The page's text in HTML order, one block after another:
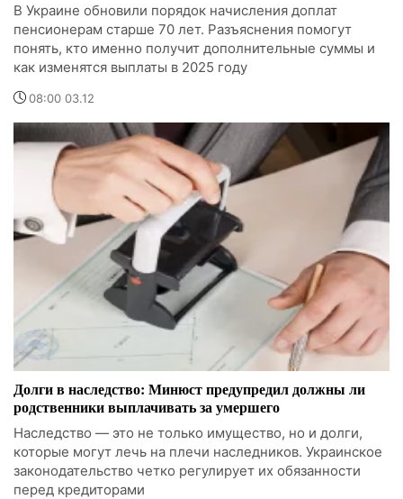
В Украине обновили порядок начисления доплат
пенсионерам старше 70 лет. Разъяснения помогут
понять, кто именно получит дополнительные суммы и
как изменятся выплаты в 2025 году
08:00 03.12
Долги в наследство: Минюст предупредил должны ли
родственники выплачивать за умершего
Наследство — это не только имущество, но и долги,
которые могут лечь на плечи наследников. Украинское
законодательство четко регулирует их обязанности
перед кредиторами